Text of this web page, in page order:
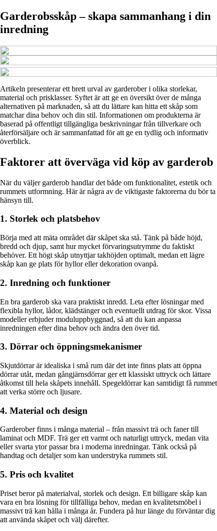
Garderobsskåp – skapa sammanhang i din
inredning
Artikeln presenterar ett brett urval av garderober i olika storlekar,
material och prisklasser. Syftet är att ge en översikt över de många
alternativen på marknaden, så att du lättare kan hitta ett skåp som
matchar dina behov och din stil. Informationen om produkterna är
baserad på offentligt tillgängliga beskrivningar från tillverkare och
återförsäljare och är sammanfattad för att ge en tydlig och informativ
överblick.
Faktorer att överväga vid köp av garderob
När du väljer garderob handlar det både om funktionalitet, estetik och
rummets utformning. Här är några av de viktigaste faktorerna du bör ta
hänsyn till.
1. Storlek och platsbehov
Börja med att mäta området där skåpet ska stå. Tänk på både höjd,
bredd och djup, samt hur mycket förvaringsutrymme du faktiskt
behöver. Ett högt skåp utnyttjar takhöjden optimalt, medan ett lägre
skåp kan ge plats för hyllor eller dekoration ovanpå.
2. Inredning och funktioner
En bra garderob ska vara praktiskt inredd. Leta efter lösningar med
flexibla hyllor, lådor, klädstänger och eventuellt utdrag för skor. Vissa
modeller erbjuder moduluppbyggnad, så att du kan anpassa
inredningen efter dina behov och ändra den över tid.
3. Dörrar och öppningsmekanismer
Skjutdörrar är idealiska i små rum där det inte finns plats att öppna
dörrar utåt, medan gångjärnsdörrar ger ett klassiskt uttryck och lättare
åtkomst till hela skåpets innehåll. Spegeldörrar kan samtidigt få rummet
att verka större och ljusare.
4. Material och design
Garderober finns i många material – från massivt trä och faner till
laminat och MDF. Trä ger ett varmt och naturligt uttryck, medan vita
eller svarta ytor passar bra i moderna inredningar. Tänk också på
handtag och detaljer som kan understryka rummets stil.
5. Pris och kvalitet
Priset beror på materialval, storlek och design. Ett billigare skåp kan
vara en bra lösning för tillfälliga behov, medan en kvalitetsmöbel i
massivt trä kan hålla i många år. Fundera på hur länge du förväntar dig
att använda skåpet och välj därefter.